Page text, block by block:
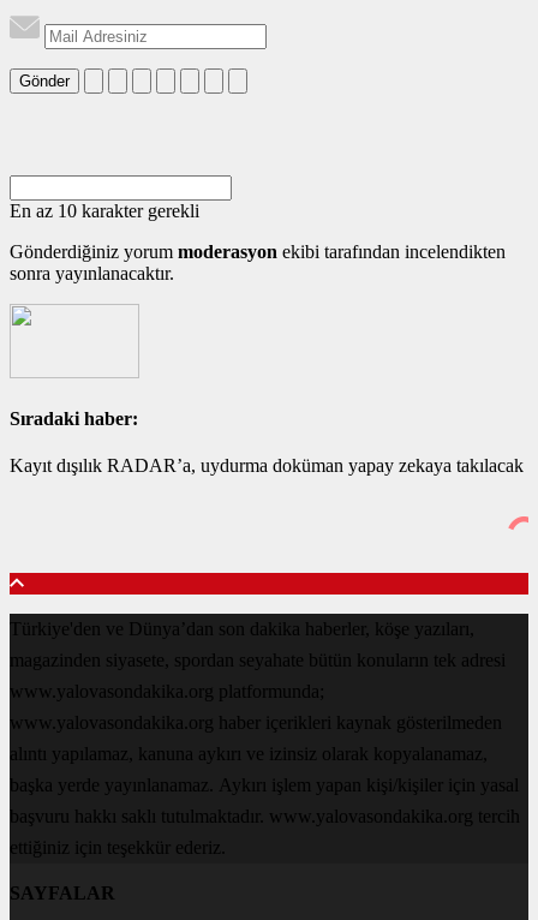
Gönder
En az 10 karakter gerekli
Gönderdiğiniz yorum moderasyon ekibi tarafından incelendikten
sonra yayınlanacaktır.
Sıradaki haber:
Kayıt dışılık RADAR’a, uydurma doküman yapay zekaya takılacak
Türkiye'den ve Dünya’dan son dakika haberler, köşe yazıları,
magazinden siyasete, spordan seyahate bütün konuların tek adresi
www.yalovasondakika.org platformunda;
www.yalovasondakika.org haber içerikleri kaynak gösterilmeden
alıntı yapılamaz, kanuna aykırı ve izinsiz olarak kopyalanamaz,
başka yerde yayınlanamaz. Aykırı işlem yapan kişi/kişiler için yasal
başvuru hakkı saklı tutulmaktadır. www.yalovasondakika.org tercih
ettiğiniz için teşekkür ederiz.
SAYFALAR